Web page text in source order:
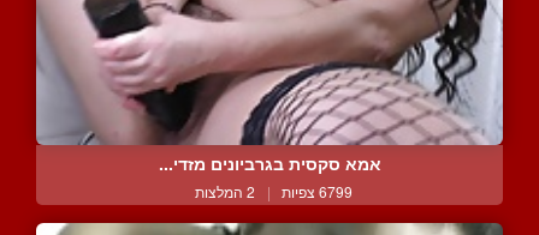
אמא סקסית בגרביונים מזדי...
6799 צפיות | 2 המלצות